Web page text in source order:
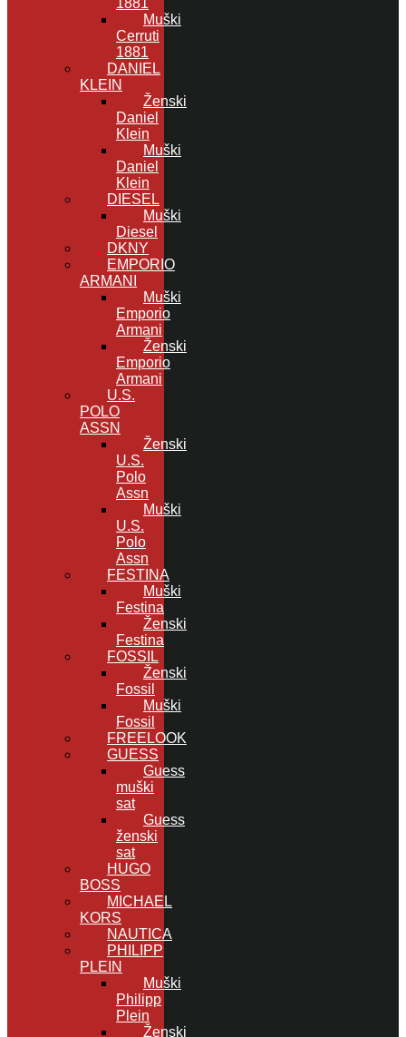
Muški
Cerruti
1881
DANIEL
KLEIN
Ženski
Daniel
Klein
Muški
Daniel
Klein
DIESEL
Muški
Diesel
DKNY
EMPORIO
ARMANI
Muški
Emporio
Armani
Ženski
Emporio
Armani
U.S.
POLO
ASSN
Ženski
U.S.
Polo
Assn
Muški
U.S.
Polo
Assn
FESTINA
Muški
Festina
Ženski
Festina
FOSSIL
Ženski
Fossil
Muški
Fossil
FREELOOK
GUESS
Guess
muški
sat
Guess
ženski
sat
HUGO
BOSS
MICHAEL
KORS
NAUTICA
PHILIPP
PLEIN
Muški
Philipp
Plein
Ženski